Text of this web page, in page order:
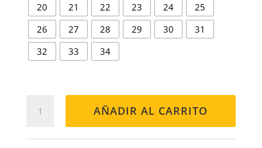
20 21 22 23 24
25
26
27 28 29 30
31
32
33 34
VELCRO
cantidad
AÑADIR AL CARRITO